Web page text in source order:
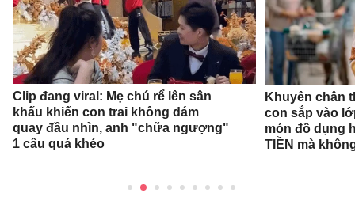
Clip đang viral: Mẹ chú rể lên sân
khấu khiến con trai không dám
quay đầu nhìn, anh "chữa ngượng"
1 câu quá khéo
Khuyên chân
con sắp vào
món đồ dụng
TIỀN mà